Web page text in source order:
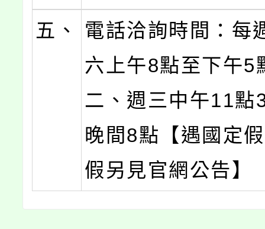
五、
電話洽詢時間：每
六上午8點至下午5
二、週三中午11點
晚間8點【遇國定
假另見官網公告】